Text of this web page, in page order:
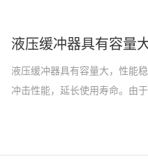
液压缓冲器具有容量
液压缓冲器具有容量大，性能
冲击性能，延长使用寿命。由